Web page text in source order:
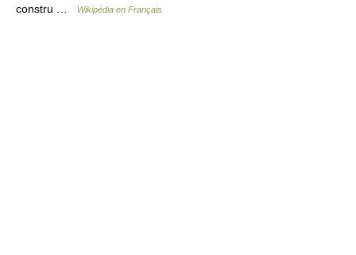
constru …
Wikipédia en Français